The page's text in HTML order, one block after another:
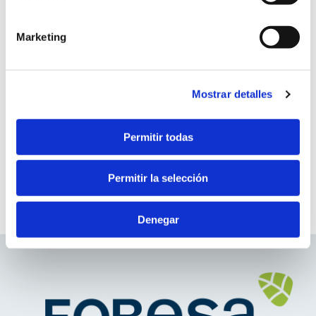
Cookies de tercero
: Son aquéllas que se envían al
equipo terminal del usuario desde un equipo o dominio
2. En función de la duración de la cookie:
accede a una página web.
Cookies persistentes: Son un tipo de cookies en el
que los datos siguen almacenados en el terminal y
pueden ser accedidos y tratados durante un periodo
definido por el responsable de la cookie, y que puede ir
3. En función de la finalidad de la cookie:
Marketing
Mostrar detalles
Permitir todas
Permitir la selección
Denegar
13 diciembre, 2017